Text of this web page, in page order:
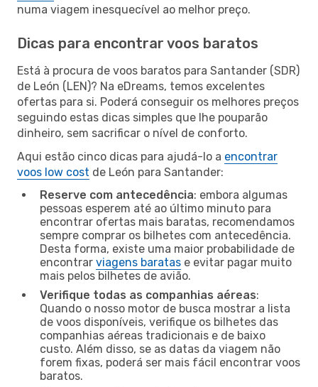
numa viagem inesquecível ao melhor preço.
Dicas para encontrar voos baratos
Está à procura de voos baratos para Santander (SDR)
de León (LEN)? Na eDreams, temos excelentes
ofertas para si. Poderá conseguir os melhores preços
seguindo estas dicas simples que lhe pouparão
dinheiro, sem sacrificar o nível de conforto.
Aqui estão cinco dicas para ajudá-lo a encontrar
voos low cost de León para Santander:
Reserve com antecedência: embora algumas
pessoas esperem até ao último minuto para
encontrar ofertas mais baratas, recomendamos
sempre comprar os bilhetes com antecedência.
Desta forma, existe uma maior probabilidade de
encontrar viagens baratas e evitar pagar muito
mais pelos bilhetes de avião.
Verifique todas as companhias aéreas:
Quando o nosso motor de busca mostrar a lista
de voos disponíveis, verifique os bilhetes das
companhias aéreas tradicionais e de baixo
custo. Além disso, se as datas da viagem não
forem fixas, poderá ser mais fácil encontrar voos
baratos.